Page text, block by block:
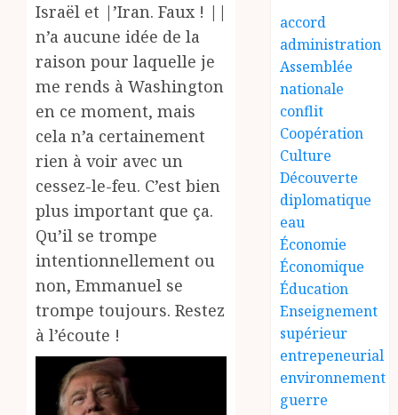
Israël et |’Iran. Faux ! ||
n’a aucune idée de la
raison pour laquelle je
me rends à Washington
en ce moment, mais
cela n’a certainement
rien à voir avec un
cessez-le-feu. C’est bien
plus important que ça.
Qu’il se trompe
intentionnellement ou
non, Emmanuel se
trompe toujours. Restez
à l’écoute !
accord
administration
Assemblée
nationale
conflit
Coopération
Culture
Découverte
diplomatique
eau
Économie
Économique
Éducation
Enseignement
supérieur
entrepeneurial
environnement
guerre